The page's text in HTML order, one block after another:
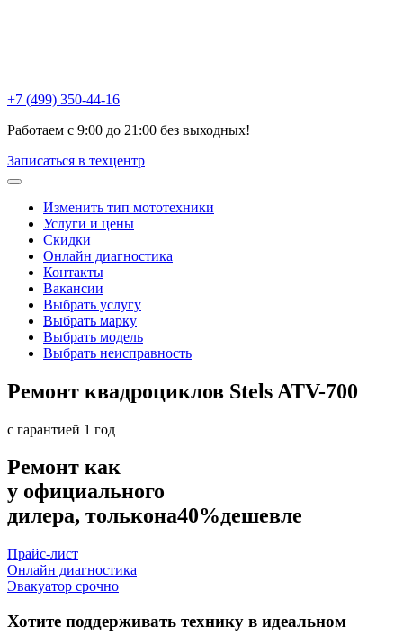
+7 (499) 350-44-16
Работаем с 9:00 до 21:00 без выходных!
Записаться в техцентр
Изменить тип мототехники
Услуги и цены
Скидки
Онлайн диагностика
Контакты
Вакансии
Выбрать услугу
Выбрать марку
Выбрать модель
Выбрать неисправность
Ремонт квадроциклов Stels ATV-700
с гарантией 1 год
Ремонт как
у официального
дилера, толькона40%дешевле
Прайс-лист
Онлайн диагностика
Эвакуатор срочно
Хотите поддерживать технику в идеальном